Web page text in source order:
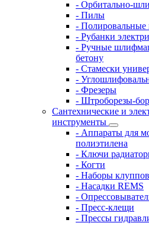
- Орбитально-
- Пилы
-
- Рубанки
- Ручные
бетону
- Стамески
-
- Фрезеры
- Штроборезы-
Сантехнические и
инструменты
- Аппараты для
полиэтилена
- Ключи
- Когти
- Наборы клуппов
- Насадки REMS
-
- Пресс-клещи
- Прессы